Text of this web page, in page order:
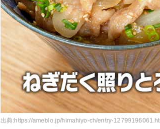
出典:https://ameblo.jp/himahiyo-ch/entry-